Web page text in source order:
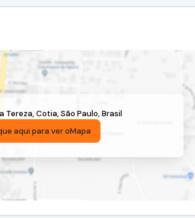
Tereza, Cotia, São Paulo, Brasil
aqui para ver oMapa